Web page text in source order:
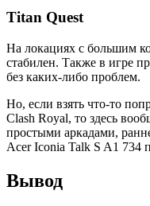
Titan Quest
На локациях с большим
стабилен. Также в игре
без каких-либо проблем.
Но, если взять что-то
Clash Royal, то здесь
простыми аркадами,
Acer Iconia Talk S A1 734
Вывод